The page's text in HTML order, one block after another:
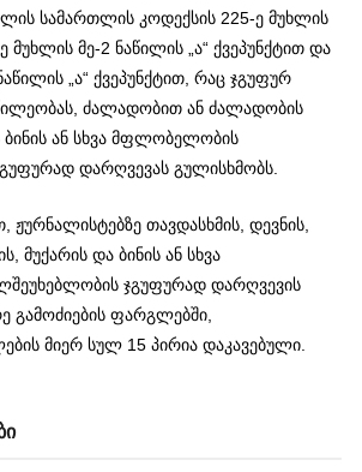
სამართლის კოდექსის 225-ე მუხლის
მუხლის მე-2 ნაწილის „ა“ ქვეპუნქტით და
„ა“ ქვეპუნქტით, რაც ჯგუფურ
ძალადობით ან ძალადობის
ბინის ან სხვა მფლობელობის
დარღვევას გულისხმობს.
თავდასხმის, დევნის,
მუქარის და ბინის ან სხვა
ჯგუფურად დარღვევის
გამოძიების ფარგლებში,
მიერ სულ 15 პირია დაკავებული.